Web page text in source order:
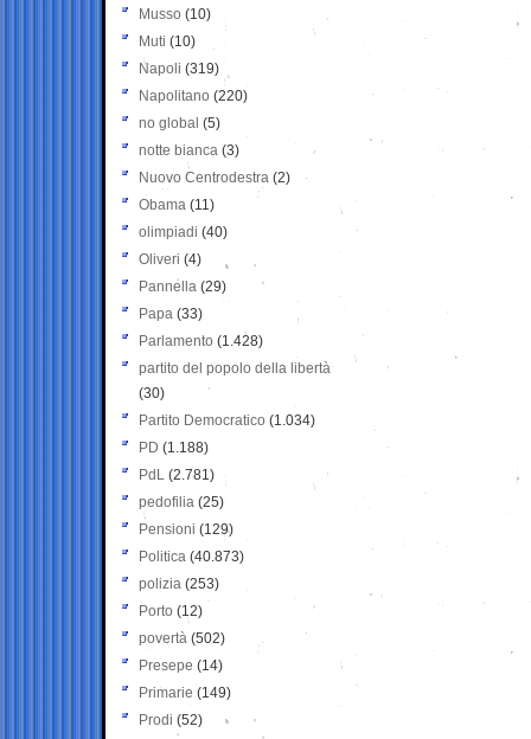
Musso (10)
Muti (10)
Napoli (319)
Napolitano (220)
no global (5)
notte bianca (3)
Nuovo Centrodestra (2)
Obama (11)
olimpiadi (40)
Oliveri (4)
Pannella (29)
Papa (33)
Parlamento (1.428)
partito del popolo della libertà
(30)
Partito Democratico (1.034)
PD (1.188)
PdL (2.781)
pedofilia (25)
Pensioni (129)
Politica (40.873)
polizia (253)
Porto (12)
povertà (502)
Presepe (14)
Primarie (149)
Prodi (52)